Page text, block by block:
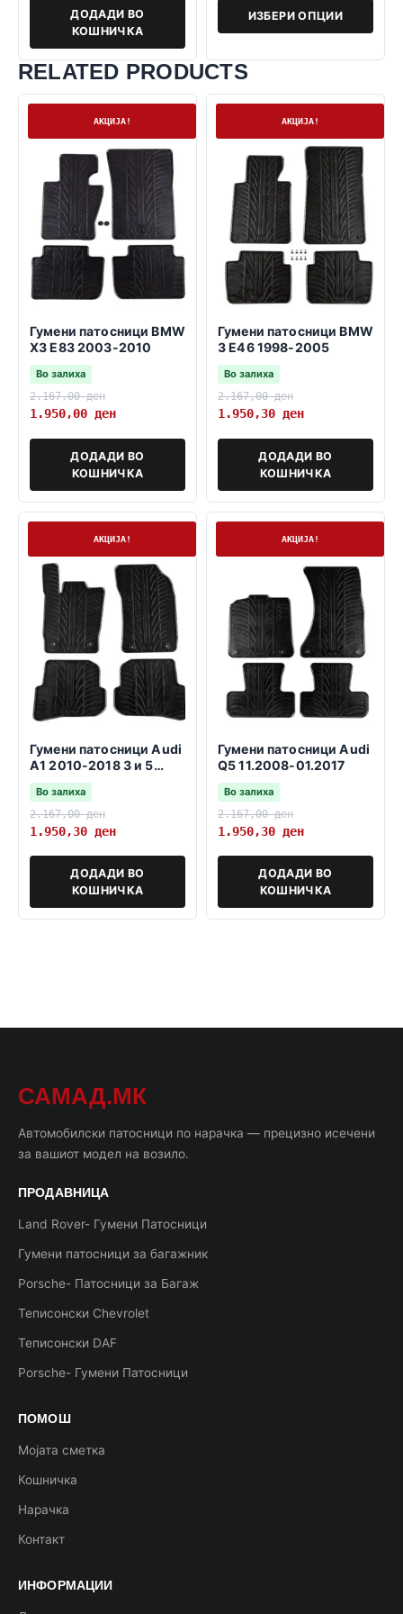
ДОДАДИ ВО
КОШНИЧКА
ИЗБЕРИ ОПЦИИ
RELATED PRODUCTS
АКЦИЈА!
Гумени патосници BMW
X3 E83 2003-2010
Во залиха
2.167,00ден
1.950,00 ден
ДОДАДИ ВО
КОШНИЧКА
АКЦИЈА!
Гумени патосници BMW
3 E46 1998-2005
Во залиха
2.167,00ден
1.950,30 ден
ДОДАДИ ВО
КОШНИЧКА
АКЦИЈА!
Гумени патосници Audi
A1 2010-2018 3 и 5
врати sportback
Во залиха
2.167,00ден
1.950,30 ден
ДОДАДИ ВО
КОШНИЧКА
АКЦИЈА!
Гумени патосници Audi
Q5 11.2008-01.2017
Во залиха
2.167,00ден
1.950,30 ден
ДОДАДИ ВО
КОШНИЧКА
САМАД.МК
Автомобилски патосници по нарачка — прецизно исечени
за вашиот модел на возило.
ПРОДАВНИЦА
Land Rover- Гумени Патосници
Гумени патосници за багажник
Porsche- Патосници за Багаж
Теписонски Chevrolet
Теписонски DAF
Porsche- Гумени Патосници
ПОМОШ
Мојата сметка
Кошничка
Нарачка
Контакт
ИНФОРМАЦИИ